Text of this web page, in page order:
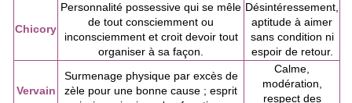
Chicory
Personnalité possessive qui se mêle
de tout consciemment ou
inconsciemment et croit devoir tout
organiser à sa façon.
Désintéressement,
aptitude à aimer
sans condition ni
espoir de retour.
Vervain
Surmenage physique par excès de
zèle pour une bonne cause ; esprit
Calme,
modération,
respect des